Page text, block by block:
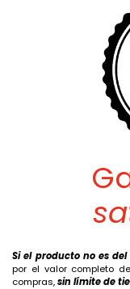
Si el producto no es
por el valor completo
compras,sin límite de